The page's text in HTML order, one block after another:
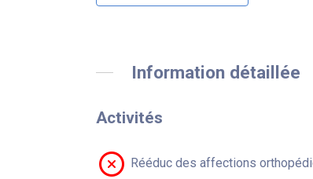
Information détaillée
Activités
Rééduc des affections